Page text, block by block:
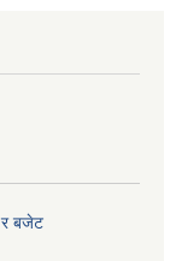
र बजेट